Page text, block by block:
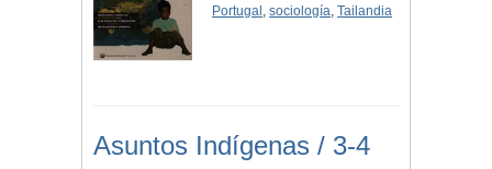
Portugal ,sociología,Tailandia
Asuntos Indígenas / 3-4